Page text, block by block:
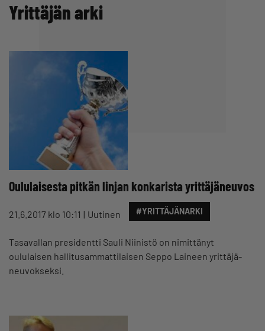
Yrittäjän arki
Oululaisesta pitkän linjan konkarista yrittäjäneuvos
21.6.2017 klo 10:11 Uutinen #YRITTÄJÄNARKI
Tasavallan presidentti Sauli Niinistö on nimittänyt
oululaisen hallitusammattilaisen Seppo Laineen yrit­tä­jä­
neu­vok­seksi.